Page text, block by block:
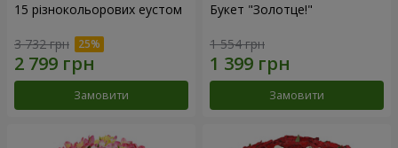
15 різнокольорових еустом
3 732 грн
Замовити
Букет "Золотце!"
1 554 грн
Замовити